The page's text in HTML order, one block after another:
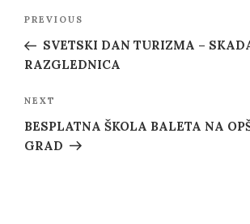
Post
Previous
Post
PREVIOUS
SVETSKI DAN TURIZMA –
RAZGLEDNICA
Next
Post
NEXT
BESPLATNA ŠKOLA BALETA NA
GRAD